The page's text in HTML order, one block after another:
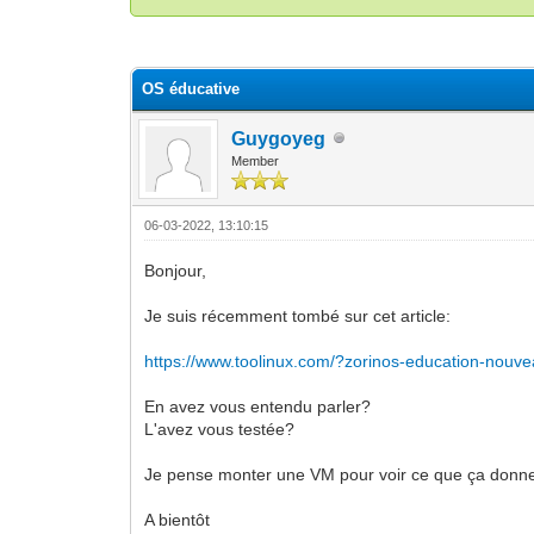
OS éducative
Guygoyeg
Member
06-03-2022, 13:10:15
Bonjour,
Je suis récemment tombé sur cet article:
https://www.toolinux.com/?zorinos-education-
En avez vous entendu parler?
L'avez vous testée?
Je pense monter une VM pour voir ce que ça
A bientôt